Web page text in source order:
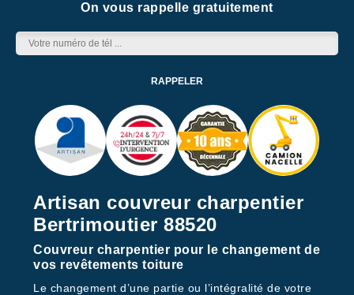
On vous rappelle gratuitement
Artisan couvreur charpentier
Bertrimoutier 88520
Couvreur charpentier pour le changement de
vos revêtements toiture
Le changement d’une partie ou l’intégralité de votre